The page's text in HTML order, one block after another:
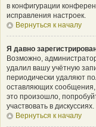
в конфигурации
исправления настроек.
Вернуться к началу
Я давно
Возможно,
удалил вашу учётную
периодически удаляют
оставляющих
это произошло,
участвовать в дискуссиях.
Вернуться к началу